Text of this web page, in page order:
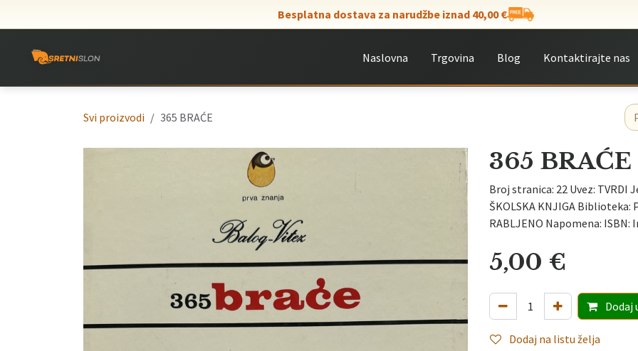
Besplatna dostava za narudžbe iznad 40,00 €
Naslovna Trgovina Blog Kontaktirajte nas
Svi proizvodi 365 BRAĆE
365 BRAĆE
Broj stranica: 22 Uvez: TVRDI
ŠKOLSKA KNJIGA
RABLJENO Napomena: ISBN:
5,00 €
Dodaj
Dodaj na listu želja